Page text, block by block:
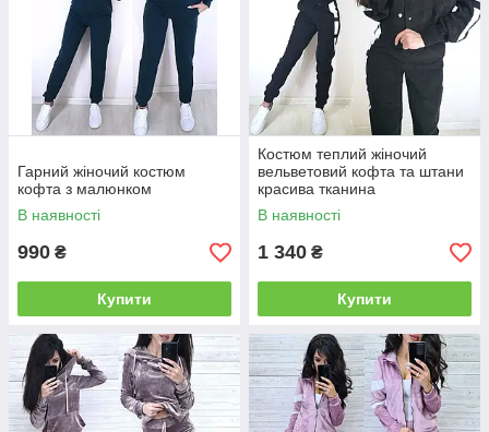
Гарний жіночий костюм
кофта з малюнком
В наявності
990 ₴
Купити
Костюм теплий жіночий
вельветовий кофта та штани
красива тканина
В наявності
1 340 ₴
Купити